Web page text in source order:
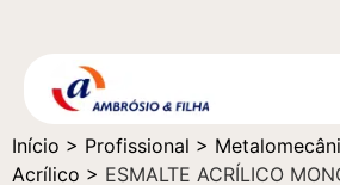
Início > Profissional >
Acrílico > ESMALTE ACRÍLICO